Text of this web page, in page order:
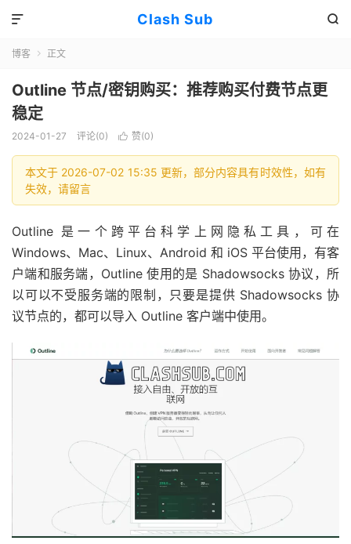
Clash Sub 

博客  正文
Outline 节点/密钥购买：推荐购买付费节点更
稳定
2024-01-27 评论(0)  赞(0)
本文于 2026-07-02 15:35 更新，部分内容具有时效性，如有
失效，请留言
Outline 是一个跨平台科学上网隐私工具，可在
Windows、Mac、Linux、Android 和 iOS 平台使用，有客
户端和服务端，Outline 使用的是 Shadowsocks 协议，所
以可以不受服务端的限制，只要是提供 Shadowsocks 协
议节点的，都可以导入 Outline 客户端中使用。